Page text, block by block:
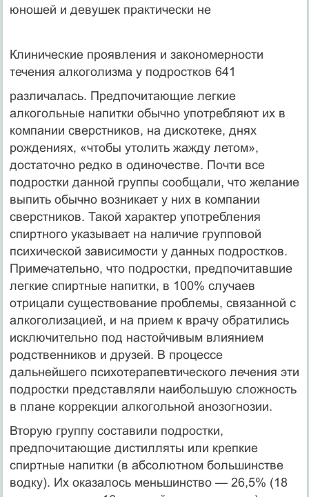
юношей и девушек практически не
Клинические проявления и закономерности
течения алкоголизма у подростков 641
различалась. Предпочитающие легкие
алкогольные напитки обычно употребляют их в
компании сверстников, на дискотеке, днях
рождениях, «чтобы утолить жажду летом»,
достаточно редко в одиночестве. Почти все
подростки данной группы сообщали, что желание
выпить обычно возникает у них в компании
сверстников. Такой характер упо­требления
спиртного указывает на наличие групповой
психической зависимости у дан­ных подростков.
Примечательно, что подростки, предпочитавшие
легкие спиртные на­питки, в 100% случаев
отрицали существование проблемы, связанной с
алкоголизацией, и на прием к врачу обратились
исключительно под настойчивым влиянием
родственни­ков и друзей. В процессе
дальнейшего психотерапевтического лечения эти
подростки представляли наибольшую сложность
в плане коррекции алкогольной анозогнозии.
Вторую группу составили подростки,
предпочитающие дистилляты или крепкие
спиртные напитки (в абсолютном большинстве
водку). Их оказалось меньшинство — 26,5% (18